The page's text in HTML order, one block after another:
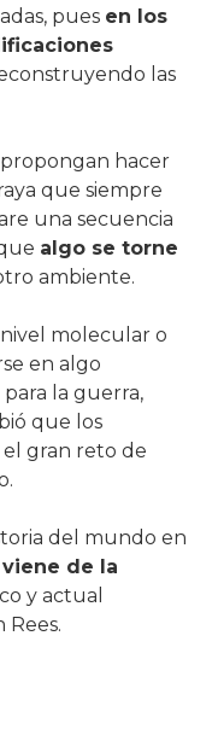
pues en los
las
hacer
que siempre
una secuencia
algo se torne
ambiente.
molecular o
en algo
la guerra,
que los
gran reto de
del mundo en
de la
y actual